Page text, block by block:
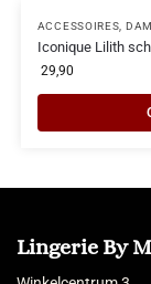
ACCESSOIRES
Iconique Lilith
29,90
Lingerie By M